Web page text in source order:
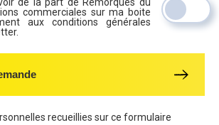
commerciales sur ma boite
aux conditions générales
recueillies sur ce formulaire